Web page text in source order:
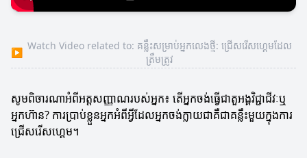
▶
Watch Video related to: គន្លឹះសម្រាប់អ្នកលេងថ្មី: ជ្រើសរើសហ្គេមដែល
ត្រឹមត្រូវ
សូមពិចារណាអំពីអត្តសញ្ញាណរបស់អ្នក៖ តើអ្នកចង់ធ្វើជាតួអង្គវិជ្ជាជីវៈឬ
អ្នកហ៊ាន? ការប្រាប់ខ្លួនអ្នកអំពីអ្វីដែលអ្នកចង់ក្លាយជាគឺជាគន្លឹះមួយក្នុងការ
ជ្រើសរើសហ្គេម។